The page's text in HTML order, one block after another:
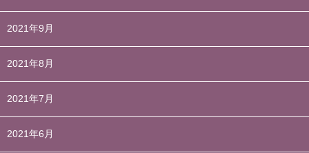
2021年9月
2021年8月
2021年7月
2021年6月